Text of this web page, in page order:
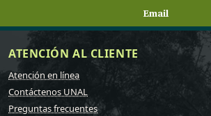
Email
ATENCIÓN AL CLIENTE
Atención en línea
Contáctenos UNAL
Preguntas frecuentes